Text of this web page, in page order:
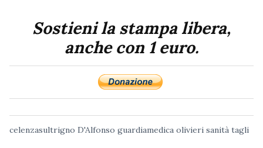
Sostieni la stampa libera,
anche con 1 euro.
celenzasultrigno D'Alfonso guardiamedica olivieri sanità tagli